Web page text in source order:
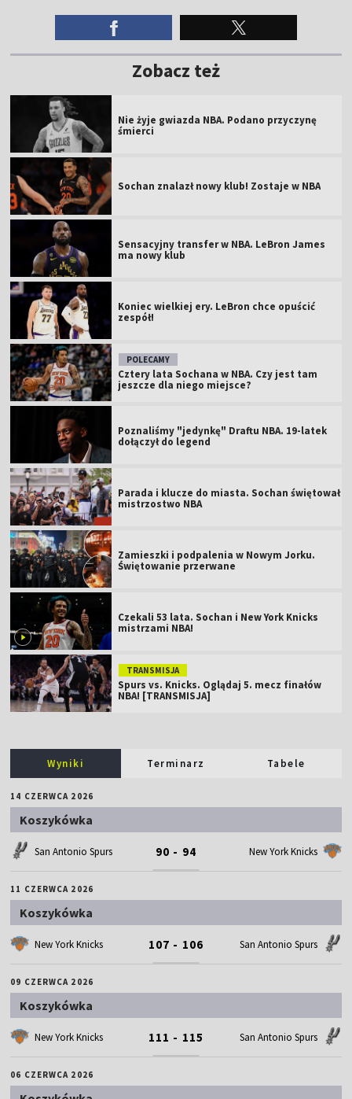
Zobacz też
Nie żyje gwiazda NBA. Podano przyczynę
śmierci
Sochan znalazł nowy klub! Zostaje w NBA
Sensacyjny transfer w NBA. LeBron James
ma nowy klub
Koniec wielkiej ery. LeBron chce opuścić
zespół!
POLECAMY
Cztery lata Sochana w NBA. Czy jest tam
jeszcze dla niego miejsce?
Poznaliśmy "jedynkę" Draftu NBA. 19-latek
dołączył do legend
Parada i klucze do miasta. Sochan świętował
mistrzostwo NBA
Zamieszki i podpalenia w Nowym Jorku.
Świętowanie przerwane
Czekali 53 lata. Sochan i New York Knicks
mistrzami NBA!
TRANSMISJA
Spurs vs. Knicks. Oglądaj 5. mecz finałów
NBA! [TRANSMISJA]
Wyniki Terminarz Tabele
14 CZERWCA 2026
Koszykówka
San Antonio Spurs 90 - 94 New York Knicks
11 CZERWCA 2026
Koszykówka
New York Knicks 107 - 106 San Antonio Spurs
09 CZERWCA 2026
Koszykówka
New York Knicks 111 - 115 San Antonio Spurs
06 CZERWCA 2026